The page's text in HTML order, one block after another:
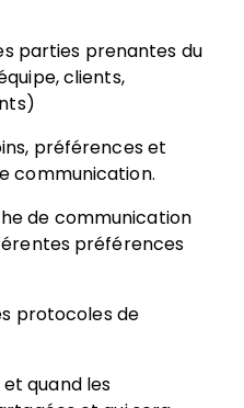
parties prenantes du
clients,
préférences et
communication.
de communication
préférences
protocoles de
quand les